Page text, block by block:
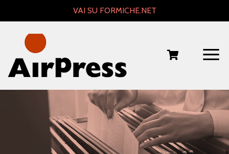
VAI SU FORMICHE.NET